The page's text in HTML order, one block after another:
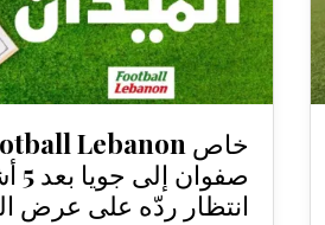
انتظار ردّه على عرض